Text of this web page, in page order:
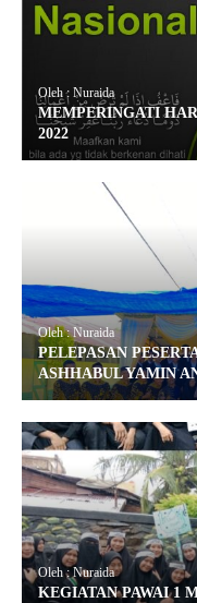
Oleh : Nuraida
MEMPERINGATI
2022
Oleh : Nuraida
PELEPASAN
ASHHABUL YAMIN
Oleh : Nuraida
KEGIATAN PAWAI 1